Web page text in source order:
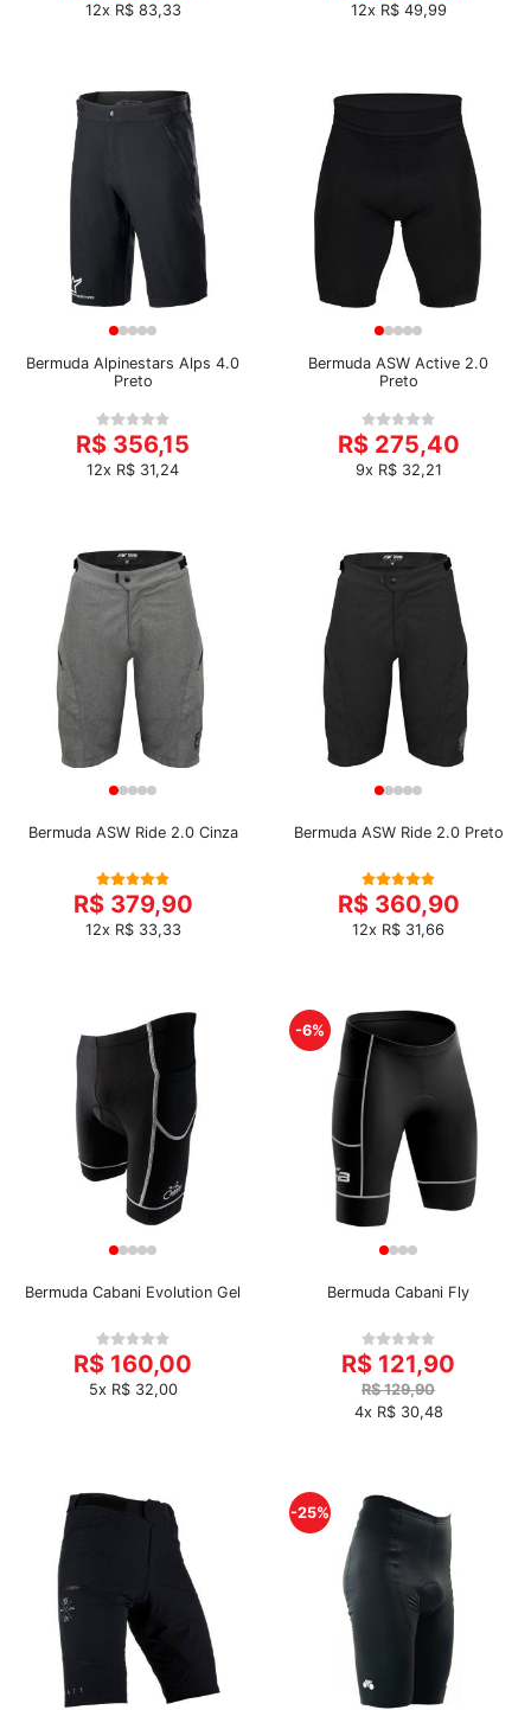
12x R$ 83,33 12x R$ 49,99
Bermuda Alpinestars Alps 4.0
Preto
R$ 356,15
12x R$ 31,24
Bermuda ASW Active 2.0
Preto
R$ 275,40
9x R$ 32,21
Bermuda ASW Ride 2.0 Cinza
R$ 379,90
12x R$ 33,33
Bermuda ASW Ride 2.0 Preto
R$ 360,90
12x R$ 31,66
Bermuda Cabani Evolution Gel
R$ 160,00
5x R$ 32,00
-6%
Bermuda Cabani Fly
R$ 121,90
R$ 129,90
4x R$ 30,48
-25%